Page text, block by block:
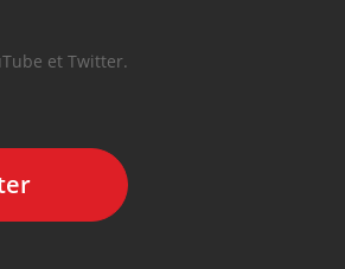
et Twitter.